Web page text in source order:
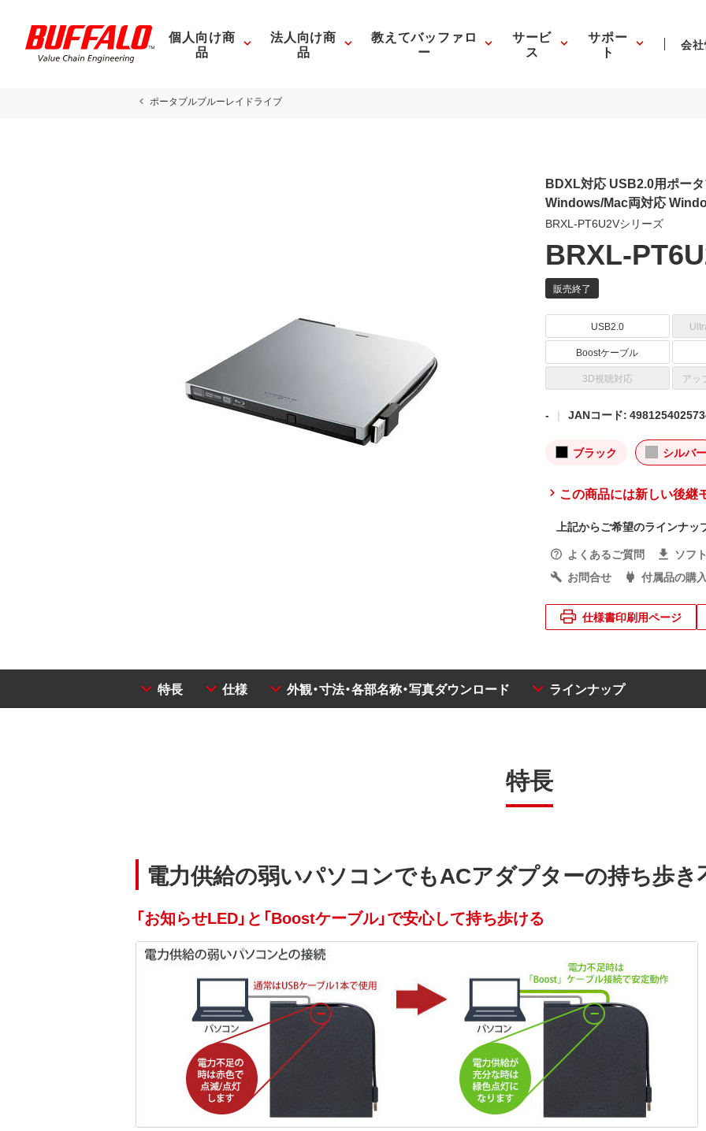
個人向け商
品
法人向け商
品
教えてバッファロ
ー
サービ
ス
サポー
ト 会
ポータブルブルーレイドライブ
BDXL対応 USB2.0用ポー
Windows/Mac両対応
BRXL-PT6U2Vシリーズ
BRXL-
USB2.0
Boostケーブル
3D視聴対応
アッ
- JANコード:
ブラック シルバー
この商品には新しい後継
上記からご希望のラインナッ
よくあるご質問
ソフ
お問合せ
付属品の購
仕様書印刷用ページ
特長 仕様 外観・寸法・各部名称・写真ダウンロード ラインナップ
特長
電力供給の弱いパソコンでもACアダプターの持ち歩き
「お知らせLED」と「Boostケーブル」で安心して持ち歩ける